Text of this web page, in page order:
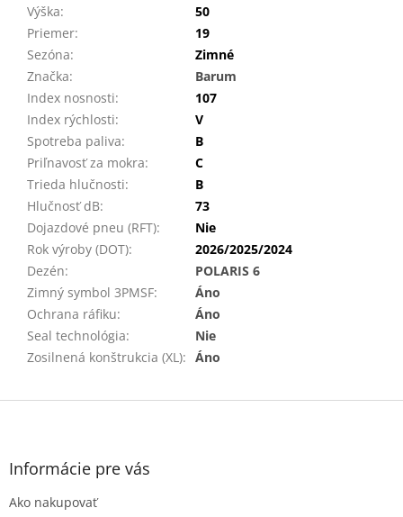
Výška:
50
Priemer:
19
Sezóna:
Zimné
Značka:
Barum
Index nosnosti:
107
Index rýchlosti:
V
Spotreba paliva:
B
Priľnavosť za mokra:
C
Trieda hlučnosti:
B
Hlučnosť dB:
73
Dojazdové pneu (RFT):
Nie
Rok výroby (DOT):
2026/2025/2024
Dezén:
POLARIS 6
Zimný symbol 3PMSF:
Áno
Ochrana ráfiku:
Áno
Seal technológia:
Nie
Zosilnená konštrukcia (XL): Áno
Z
Informácie pre vás
Ako nakupovať